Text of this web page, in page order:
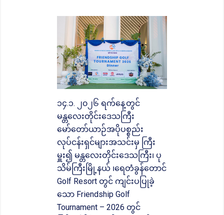
၁၄.၁. ၂၀၂၆ ရက်နေ့တွင်
မန္တလေးတိုင်းဒေသကြီး
မော်တော်ယာဉ်အပိုပစ္စည်း
လုပ်ငန်းရှင်များအသင်းမှ ကြီး
မှူး၍ မန္တလေးတိုင်းဒေသကြီး၊ ပု
သိမ်ကြီးမြို့နယ် ၊ရေတံခွန်တောင်
Golf Resort တွင် ကျင်းပပြုခဲ့
သော Friendship Golf
Tournament – 2026 တွင်